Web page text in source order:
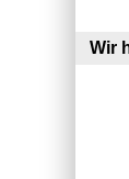
Wir